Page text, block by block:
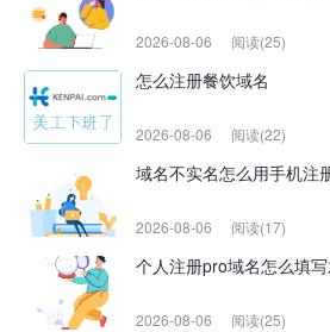
2026-08-06 阅读(25)
怎么注册餐饮域名
2026-08-06 阅读(22)
域名不实名怎么用手机注
2026-08-06 阅读(17)
个人注册pro域名怎么填
2026-08-06 阅读(25)